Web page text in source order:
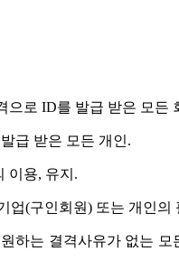
으로 ID를 발급 받은 모든
급 받은 모든 개인.
이용, 유지.
(구인회원) 또는 개인
는 결격사유가 없는